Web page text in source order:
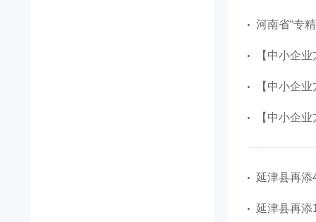
河南省“专
【中小企
【中小企
【中小企
延津县再添
延津县再添